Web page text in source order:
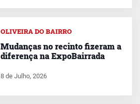
OLIVEIRA DO BAIRRO
Mudanças no recinto fizeram a
diferença na ExpoBairrada
8 de Julho, 2026